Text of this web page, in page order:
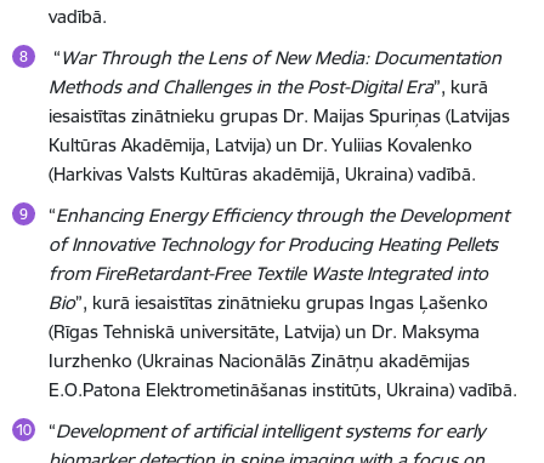
vadībā.
“War Through the Lens of New Media: Documentation
Methods and Challenges in the Post-Digital Era”, kurā
iesaistītas zinātnieku grupas Dr. Maijas Spuriņas (Latvijas
Kultūras Akadēmija, Latvija) un Dr. Yuliias Kovalenko
(Harkivas Valsts Kultūras akadēmijā, Ukraina) vadībā.
“Enhancing Energy Efficiency through the Development
of Innovative Technology for Producing Heating Pellets
from FireRetardant-Free Textile Waste Integrated into
Bio”, kurā iesaistītas zinātnieku grupas Ingas Ļašenko
(Rīgas Tehniskā universitāte, Latvija) un Dr. Maksyma
Iurzhenko (Ukrainas Nacionālās Zinātņu akadēmijas
E.O.Patona Elektrometināšanas institūts, Ukraina) vadībā.
“Development of artificial intelligent systems for early